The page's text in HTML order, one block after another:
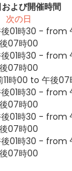
よび開催時間
次の日
01時30 - from
後07時00
01時30 - from
後07時00
時00 to 午後07
01時30 - from
後07時00
01時30 - from
後07時00
01時30 - from
後07時00